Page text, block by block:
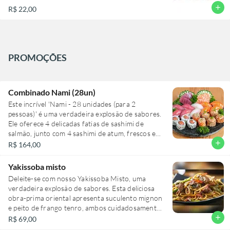
R$ 22,00 add
PROMOÇÕES
Combinado Nami (28un)
Este incrível 'Nami - 28 unidades (para 2
pessoas)' é uma verdadeira explosão de sabores.
Ele oferece 4 delicadas fatias de sashimi de
salmão, junto com 4 sashimi de atum, frescos e
suculentos. O prato ainda inclui 4 peças de
meticulosamente preparados. Para os amantes
de peixe branco, temos 2 niguiri de peixe branco,
fresco e saboroso. Aprecie também 4 irresistíveis
hot rolls de salmão com tarê, perfeitamente
fritos e banhados em um molho doce e
encorpado. O prato é completado com 4 uramaki
Filadélfia, cremosos e envolventes, e 2 jyo de
R$ 164,00 add
Yakissoba misto
Deleite-se com nosso Yakissoba Misto, uma
verdadeira explosão de sabores. Esta deliciosa
obra-prima oriental apresenta suculento mignon
e peito de frango tenro, ambos cuidadosamente
preparados para maximizar seu sabor autêntico.
R$ 69,00 add